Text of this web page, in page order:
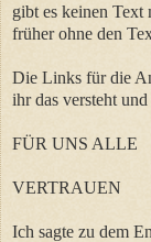
gibt es keinen Text
früher ohne den
Die Links für die
ihr das versteht
FÜR UNS ALLE
VERTRAUEN
Ich sagte zu dem